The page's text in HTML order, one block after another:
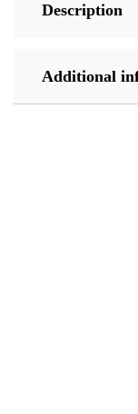
Description
Additional